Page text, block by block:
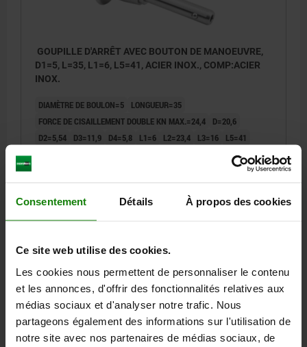
Consentement Détails À propos des cookies
Ce site web utilise des cookies.
Les cookies nous permettent de personnaliser le contenu
et les annonces, d'offrir des fonctionnalités relatives aux
médias sociaux et d'analyser notre trafic. Nous
partageons également des informations sur l'utilisation de
notre site avec nos partenaires de médias sociaux, de
GOUPILLE D'ARRÊT AVEC BOUTON DE MANOEUVRE,
D1=5, L=35, L1=6, L5=41, ACIER INOX., COMP:ACIER
INOX.
DIAMÈTRE DE BOULON=5
LONGUEUR=35
FORCE DE CISAILLEMENT DOUBLE KN MAX.=24,4
D=20,6
D2=5,54
D3=11,9 D4=5,8 L1=6 L2=23,4 L3=16
L5=41
27,77 €
hors TVA
03194